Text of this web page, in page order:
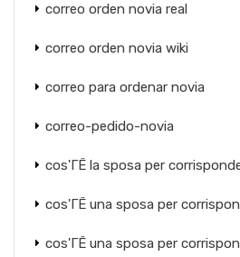
correo orden novia real
correo orden novia wiki
correo para ordenar novia
correo-pedido-novia
cos'ГЁ la sposa per
cos'ГЁ una sposa per
cos'ГЁ una sposa per